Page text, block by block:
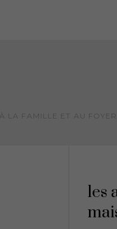
LA FAMILLE ET AU
les